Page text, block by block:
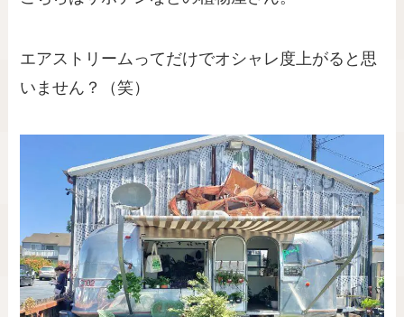
エアストリームってだけでオシャレ度上がると思
いません？（笑）